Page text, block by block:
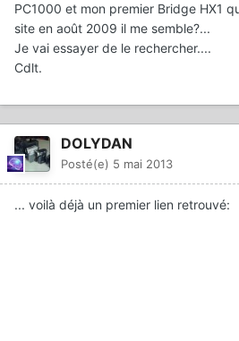
PC1000 et mon premier Bridge HX1
site en août 2009 il me semble?...
Je vai essayer de le rechercher....
Cdlt.
DOLYDAN
Posté(e) 5 mai 2013
... voilà déjà un premier lien retrouvé: